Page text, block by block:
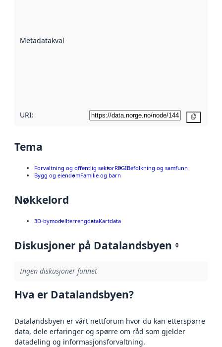
Metadatakvalitet
URI:
Tema
Forvaltning og offentlig sektorREGIBefolkning og samfunn
Bygg og eiendomFamilie og barn
Nøkkelord
3D-bymodellterrengdataKartdata
Diskusjoner på Datalandsbyen 0
Ingen diskusjoner funnet
Hva er Datalandsbyen?
Datalandsbyen er vårt nettforum hvor du kan etterspørre
data, dele erfaringer og spørre om råd som gjelder
datadeling og informasjonsforvaltning.